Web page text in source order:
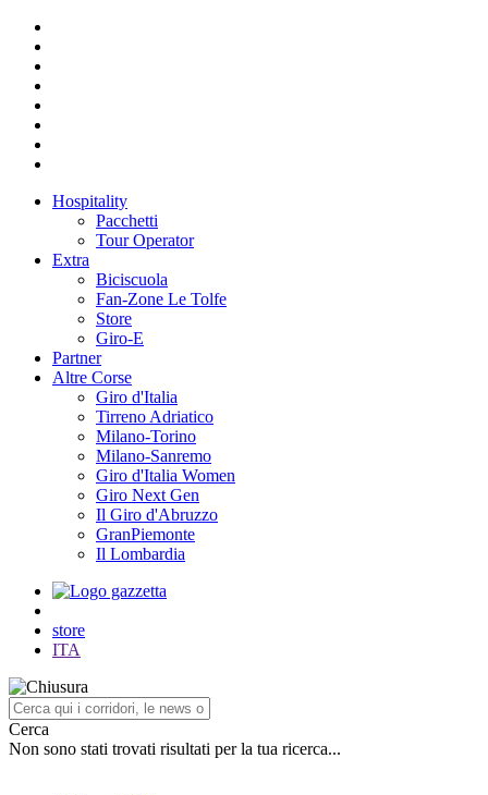
Hospitality
Pacchetti
Tour Operator
Extra
Biciscuola
Fan-Zone Le Tolfe
Store
Giro-E
Partner
Altre Corse
Giro d'Italia
Tirreno Adriatico
Milano-Torino
Milano-Sanremo
Giro d'Italia Women
Giro Next Gen
Il Giro d'Abruzzo
GranPiemonte
Il Lombardia
store
ITA
Cerca
Non sono stati trovati risultati per la tua ricerca...